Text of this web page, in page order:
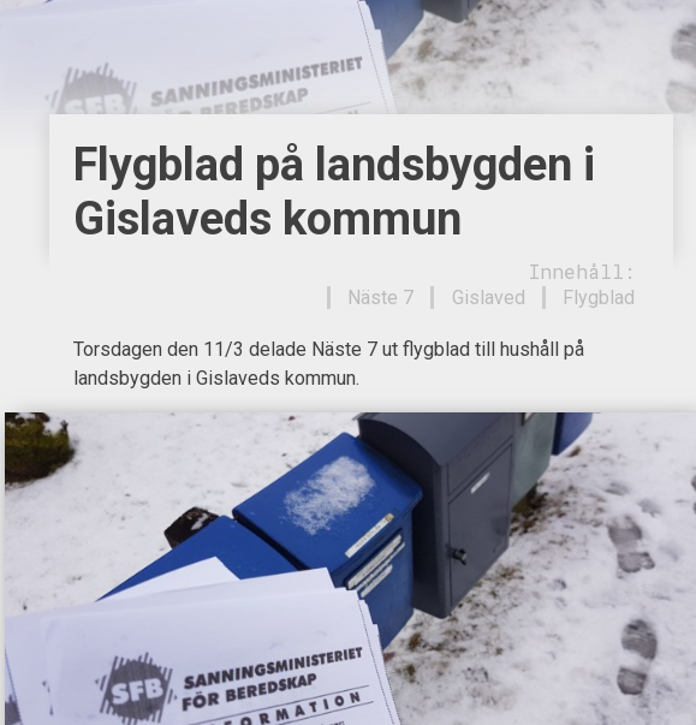
Flygblad på landsbygden i
Gislaveds kommun
Innehåll:
Flygblad
Gislaved
Näste 7
Torsdagen den 11/3 delade Näste 7 ut flygblad till hushåll på
landsbygden i Gislaveds kommun.